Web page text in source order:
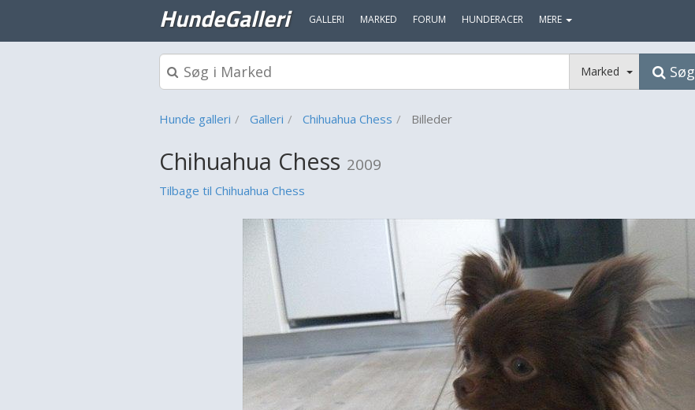
HundeGalleri GALLERI MARKED FORUM HUNDERACER MERE
Marked Søg
Hunde galleri Galleri Chihuahua Chess Billeder
Chihuahua Chess 2009
Tilbage til Chihuahua Chess